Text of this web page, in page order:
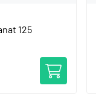
125